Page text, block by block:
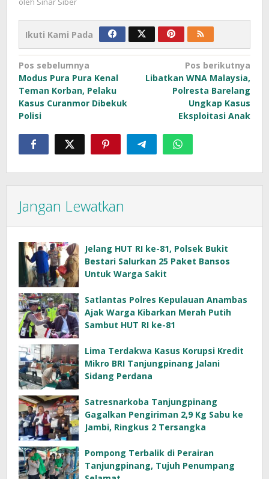
Ikuti Kami Pada
Navigasi
pos
Pos sebelumnya
Modus Pura Pura Kenal
Teman Korban, Pelaku
Kasus Curanmor Dibekuk
Polisi
Pos berikutnya
Libatkan WNA Malaysia,
Polresta Barelang
Ungkap Kasus
Eksploitasi Anak
Jangan Lewatkan
Jelang HUT RI ke-81, Polsek Bukit
Bestari Salurkan 25 Paket Bansos
Untuk Warga Sakit
Satlantas Polres Kepulauan Anambas
Ajak Warga Kibarkan Merah Putih
Sambut HUT RI ke-81
Lima Terdakwa Kasus Korupsi Kredit
Mikro BRI Tanjungpinang Jalani
Sidang Perdana
Satresnarkoba Tanjungpinang
Gagalkan Pengiriman 2,9 Kg Sabu ke
Jambi, Ringkus 2 Tersangka
Pompong Terbalik di Perairan
Tanjungpinang, Tujuh Penumpang